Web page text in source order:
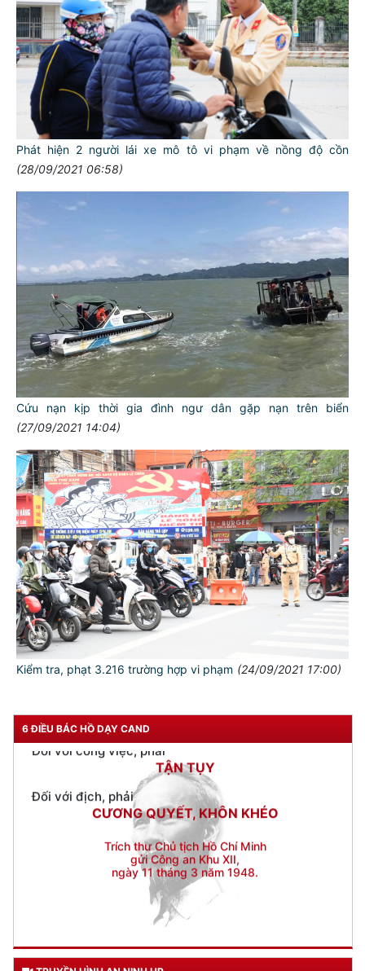
Phát hiện 2 người lái xe mô tô vi phạm về nồng độ cồn
(28/09/2021 06:58)
Cứu nạn kịp thời gia đình ngư dân gặp nạn trên biển
(27/09/2021 14:04)
Kiểm tra, phạt 3.216 trường hợp vi phạm (24/09/2021 17:00)
6 ĐIỀU BÁC HỒ DẠY CAND
TƯ CÁCH
NGƯỜI CÔNG AN CÁCH MỆNH LÀ:
Đối với tự mình, phải
CẦN, KIỆM, LIÊM, CHÍNH
Đối với đồng sự, phải
THÂN ÁI GIÚP ĐỠ
Đối với chính phủ, phải
TUYỆT ĐỐI TRUNG THÀNH
Đối với nhân dân, phải
KÍNH TRỌNG LỄ PHÉP
TẬN TỤY
Đối với địch, phải
CƯƠNG QUYẾT, KHÔN KHÉO
Trích thư Chủ tịch Hồ Chí Minh
gửi Công an Khu XII,
ngày 11 tháng 3 năm 1948.